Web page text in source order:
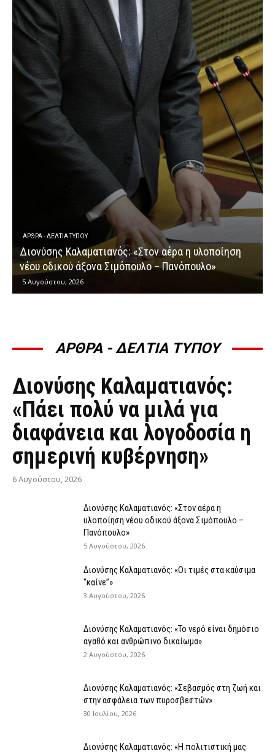
Διονύσης Καλαματιανός: «Μια ακόμη ομολογία
κυβερνητικής αποτυχίας στην καταβολή των
αγροτικών ενισχύσεων»
4 Αυγούστου, 2026
ΑΡΘΡΑ - ΔΕΛΤΙΑ ΤΥΠΟΥ
ΆΡΘΡΑ - ΔΕΛΤΊΑ ΤΎΠΟΥ
Διονύσης Καλαματιανός:
«Πάει πολύ να μιλά για
διαφάνεια και λογοδοσία η
σημερινή κυβέρνηση»
6 Αυγούστου, 2026
Διονύσης Καλαματιανός: «Στον αέρα η
υλοποίηση νέου οδικού άξονα Σιμόπουλο –
Πανόπουλο»
5 Αυγούστου, 2026
Διονύσης Καλαματιανός: «Οι τιμές στα καύσιμα
“καίνε”»
3 Αυγούστου, 2026
Διονύσης Καλαματιανός: «Το νερό είναι δημόσιο
αγαθό και ανθρώπινο δικαίωμα»
2 Αυγούστου, 2026
Διονύσης Καλαματιανός: «Σεβασμός στη ζωή και
στην ασφάλεια των πυροσβεστών»
30 Ιουλίου, 2026
Διονύσης Καλαματιανός: «Η πολιτιστική μας